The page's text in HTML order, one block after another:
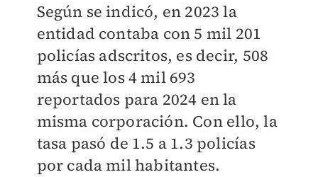
Según se indicó, en 2023 la
entidad contaba con 5 mil 201
policías adscritos, es decir, 508
más que los 4 mil 693
reportados para 2024 en la
misma corporación. Con ello, la
tasa pasó de 1.5 a 1.3 policías
por cada mil habitantes.